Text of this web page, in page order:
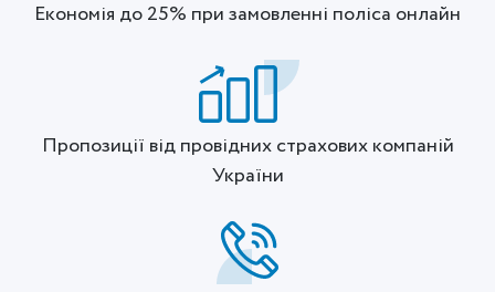
Економія до 25% при замовленні поліса онлайн
Пропозиції від провідних страхових компаній
України